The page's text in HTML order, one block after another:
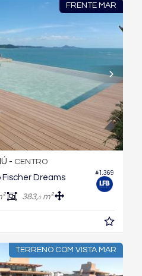
FRENTE MAR
#1.369
- CENTRO
Dreams
383,0m²
TERRENO COM VISTA MAR